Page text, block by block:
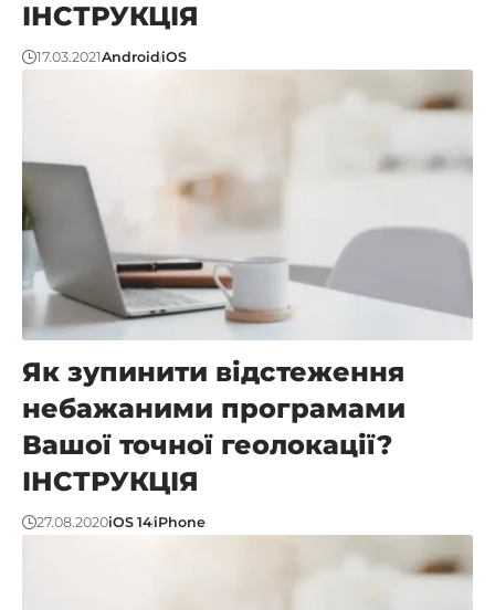
ІНСТРУКЦІЯ
17.03.2021AndroidiOS
Як зупинити відстеження
небажаними програмами
Вашої точної геолокації?
ІНСТРУКЦІЯ
27.08.2020iOS 14iPhone